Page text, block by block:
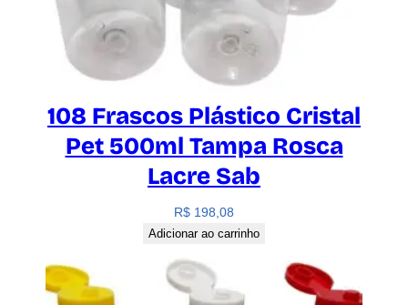
108 Frascos Plástico Cristal
Pet 500ml Tampa Rosca
Lacre Sab
R$ 198,08
Adicionar ao carrinho